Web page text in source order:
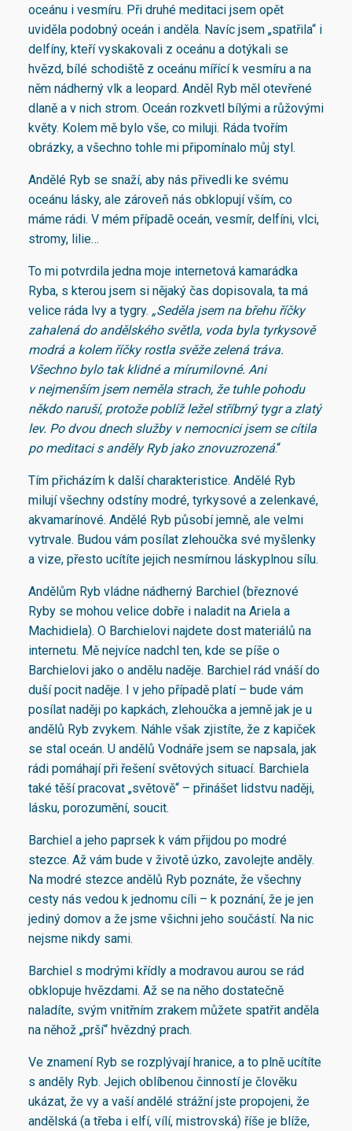
oceánu i vesmíru. Při druhé meditaci jsem opět
uviděla podobný oceán i anděla. Navíc jsem „spatřila“ i
delfíny, kteří vyskakovali z oceánu a dotýkali se
hvězd, bílé schodiště z oceánu mířící k vesmíru a na
něm nádherný vlk a leopard. Anděl Ryb měl otevřené
dlaně a v nich strom. Oceán rozkvetl bílými a růžovými
květy. Kolem mě bylo vše, co miluji. Ráda tvořím
obrázky, a všechno tohle mi připomínalo můj styl.
Andělé Ryb se snaží, aby nás přivedli ke svému
oceánu lásky, ale zároveň nás obklopují vším, co
máme rádi. V mém případě oceán, vesmír, delfíni, vlci,
stromy, lilie…
To mi potvrdila jedna moje internetová kamarádka
Ryba, s kterou jsem si nějaký čas dopisovala, ta má
velice ráda lvy a tygry. „Seděla jsem na břehu říčky
zahalená do andělského světla, voda byla tyrkysově
modrá a kolem říčky rostla svěže zelená tráva.
Všechno bylo tak klidné a mírumilovné. Ani
v nejmenším jsem neměla strach, že tuhle pohodu
někdo naruší, protože poblíž ležel stříbrný tygr a zlatý
lev. Po dvou dnech služby v nemocnici jsem se cítila
po meditaci s anděly Ryb jako znovuzrozená.“
Tím přicházím k další charakteristice. Andělé Ryb
milují všechny odstíny modré, tyrkysové a zelenkavé,
akvamarínové. Andělé Ryb působí jemně, ale velmi
vytrvale. Budou vám posílat zlehoučka své myšlenky
a vize, přesto ucítíte jejich nesmírnou láskyplnou sílu.
Andělům Ryb vládne nádherný Barchiel (březnové
Ryby se mohou velice dobře i naladit na Ariela a
Machidiela). O Barchielovi najdete dost materiálů na
internetu. Mě nejvíce nadchl ten, kde se píše o
Barchielovi jako o andělu naděje. Barchiel rád vnáší do
duší pocit naděje. I v jeho případě platí – bude vám
posílat naději po kapkách, zlehoučka a jemně jak je u
andělů Ryb zvykem. Náhle však zjistíte, že z kapiček
se stal oceán. U andělů Vodnáře jsem se napsala, jak
rádi pomáhají při řešení světových situací. Barchiela
také těší pracovat „světově“ – přinášet lidstvu naději,
lásku, porozumění, soucit.
Barchiel a jeho paprsek k vám přijdou po modré
stezce. Až vám bude v životě úzko, zavolejte anděly.
Na modré stezce andělů Ryb poznáte, že všechny
cesty nás vedou k jednomu cíli – k poznání, že je jen
jediný domov a že jsme všichni jeho součástí. Na nic
nejsme nikdy sami.
Barchiel s modrými křídly a modravou aurou se rád
obklopuje hvězdami. Až se na něho dostatečně
naladíte, svým vnitřním zrakem můžete spatřit anděla
na něhož „prší“ hvězdný prach.
Ve znamení Ryb se rozplývají hranice, a to plně ucítíte
s anděly Ryb. Jejich oblíbenou činností je člověku
ukázat, že vy a vaší andělé strážní jste propojeni, že
andělská (a třeba i elfí, vílí, mistrovská) říše je blíže,